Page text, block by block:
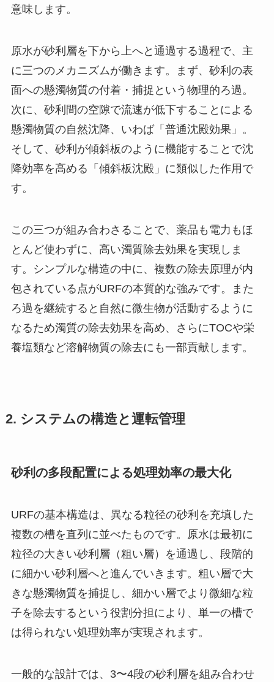
意味します。
原水が砂利層を下から上へと通過する過程で、主
に三つのメカニズムが働きます。まず、砂利の表
面への懸濁物質の付着・捕捉という物理的ろ過。
次に、砂利間の空隙で流速が低下することによる
懸濁物質の自然沈降、いわば「普通沈殿効果」。
そして、砂利が傾斜板のように機能することで沈
降効率を高める「傾斜板沈殿」に類似した作用で
す。
この三つが組み合わさることで、薬品も電力もほ
とんど使わずに、高い濁質除去効果を実現しま
す。シンプルな構造の中に、複数の除去原理が内
包されている点がURFの本質的な強みです。また
ろ過を継続すると自然に微生物が活動するように
なるため濁質の除去効果を高め、さらにTOCや栄
養塩類など溶解物質の除去にも一部貢献します。
2. システムの構造と運転管理
砂利の多段配置による処理効率の最大化
URFの基本構造は、異なる粒径の砂利を充填した
複数の槽を直列に並べたものです。原水は最初に
粒径の大きい砂利層（粗い層）を通過し、段階的
に細かい砂利層へと進んでいきます。粗い層で大
きな懸濁物質を捕捉し、細かい層でより微細な粒
子を除去するという役割分担により、単一の槽で
は得られない処理効率が実現されます。
一般的な設計では、3〜4段の砂利層を組み合わせ